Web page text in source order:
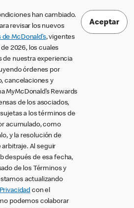
han cambiado.
revisar los nuevos
McDonald’s, vigentes
2026, los cuales
de nuestra experiencia
órdenes por
cancelaciones y
MyMcDonald’s Rewards
de los asociados,
a los términos de
acumulado, como
y la resolución de
Al seguir
después de esa fecha,
de los Términos y
actualizando
con el
podemos colaborar
Aceptar